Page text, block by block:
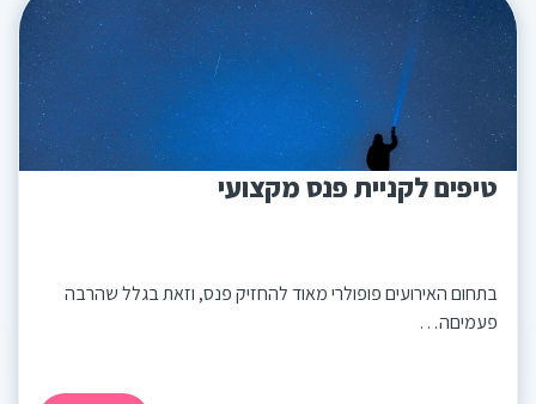
טיפים לקניית פנס מקצועי
בתחום האירועים פופולרי מאוד להחזיק פנס, וזאת בגלל שהרבה
פעמיםה…